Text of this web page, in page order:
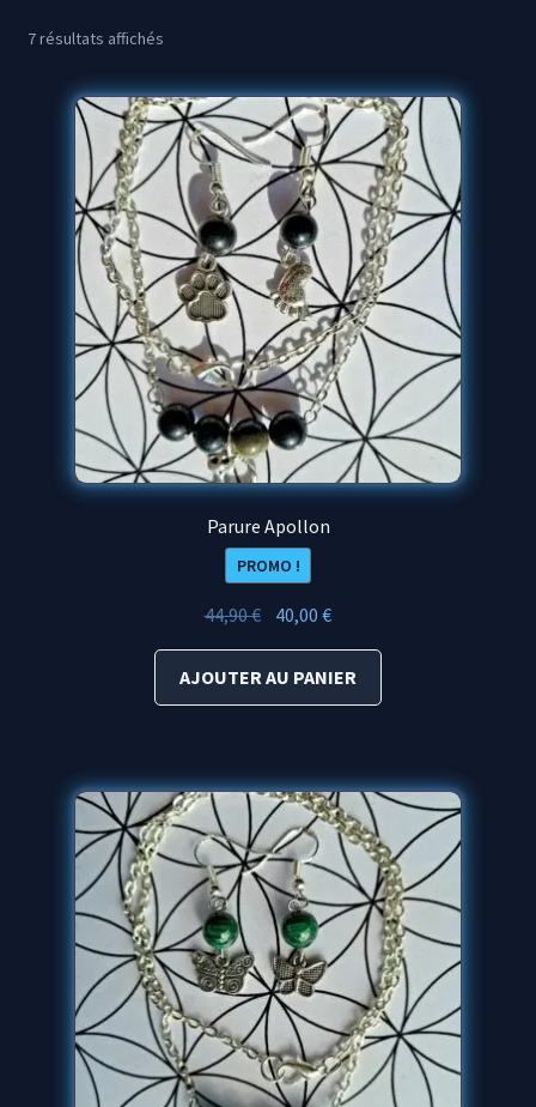
7 résultats affichés
Parure Apollon
PROMO !
44,90€ Le
initial
était :
40,00€Le
actuel
est :
AJOUTER AU PANIER